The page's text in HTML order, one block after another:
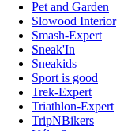
Pet and Garden
Slowood Interior
Smash-Expert
Sneak'In
Sneakids
Sport is good
Trek-Expert
Triathlon-Expert
TripNBikers